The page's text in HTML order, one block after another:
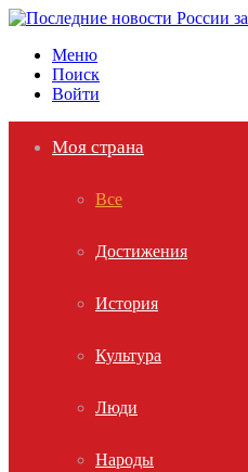
Меню
Поиск
Войти
Моя страна
Все
Достижения
История
Культура
Люди
Народы